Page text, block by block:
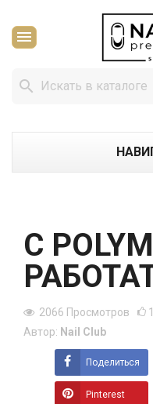


С
2066 Просмотров
Автор: Nail Club
Поделиться
Pinterest